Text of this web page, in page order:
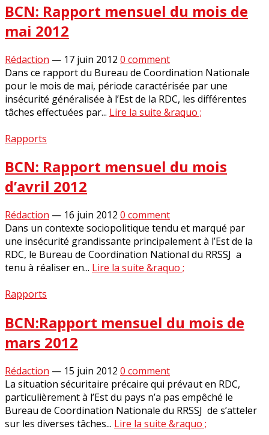
BCN: Rapport mensuel du mois de
mai 2012
Rédaction — 17 juin 2012 0 comment
Dans ce rapport du Bureau de Coordination Nationale
pour le mois de mai, période caractérisée par une
insécurité généralisée à l’Est de la RDC, les différentes
tâches effectuées par... Lire la suite &raquo ;
Rapports
BCN: Rapport mensuel du mois
d’avril 2012
Rédaction — 16 juin 2012 0 comment
Dans un contexte sociopolitique tendu et marqué par
une insécurité grandissante principalement à l’Est de la
RDC, le Bureau de Coordination National du RRSSJ a
tenu à réaliser en... Lire la suite &raquo ;
Rapports
BCN:Rapport mensuel du mois de
mars 2012
Rédaction — 15 juin 2012 0 comment
La situation sécuritaire précaire qui prévaut en RDC,
particulièrement à l’Est du pays n’a pas empêché le
Bureau de Coordination Nationale du RRSSJ de s’atteler
sur les diverses tâches... Lire la suite &raquo ;